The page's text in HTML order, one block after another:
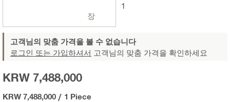
장
1
고객님의 맞춤 가격을 볼 수 없습니다
로그인 또는 가입하셔서 고객님의 맞춤 가격을 확인하세요
KRW 7,488,000
KRW 7,488,000 / 1 Piece